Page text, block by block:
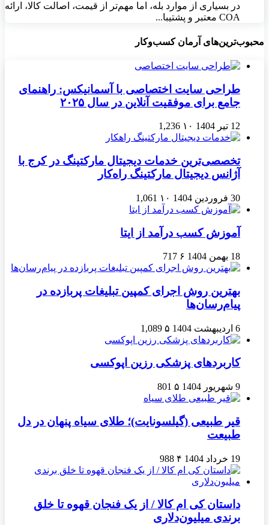
در بسیاری از موارد بله، اما مهم‌تر از قیمت، اصالت کالا، ارائه
COA معتبر و پشتیبا...
محبوب‌ترین‌های آرمان کسب‌وکار
طراحی سایت اختصاصی با آسمانیکس: راهنمای
جامع برای موفقیت آنلاین در سال ۲۰۲۵
12 تیر 1404 ۱۰ 1,236
تخصصی‌ترین خدمات دیجیتال مارکتینگ در کرج با
آژانس دیجیتال مارکتینگ راه‌کار
30 فروردین 1404 ۱۰ 1,061
آموزش کسب درآمد از ایتا
18 بهمن 1404 ۶ 717
بهترین روش اجرای کمپین تبلیغات پربازده در
پیام‌رسان‌ها
6 اردیبهشت 1404 ۵ 1,089
کاربردهای پزشکی رزین اپوکسی
9 شهریور 1404 ۵ 801
قیر طبیعی (گیلسونایت)؛ طلای سیاه پنهان در دل
طبیعت
19 خرداد 1404 ۴ 988
داستان کی ام کالا / از یک فنجان قهوه تا خلق
برندی میلیون‌دلاری